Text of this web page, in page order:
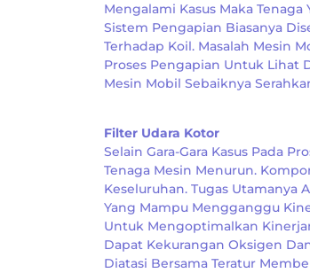
Mengalami Kasus Maka
Sistem Pengapian Biasanya
Terhadap Koil. Masalah Mesin
Proses Pengapian Untuk Lihat
Mesin Mobil Sebaiknya
Filter Udara Kotor
Selain Gara-Gara Kasus Pada
Tenaga Mesin Menurun.
Keseluruhan. Tugas Utamanya
Yang Mampu Mengganggu
Untuk Mengoptimalkan
Dapat Kekurangan Oksigen
Diatasi Bersama Teratur